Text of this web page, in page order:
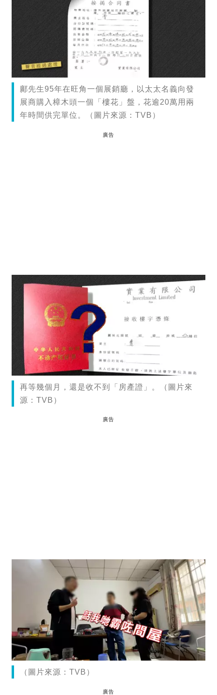
鄺先生95年在旺角一個展銷廳，以太太名義向發
展商購入樟木頭一個「樓花」盤，花逾20萬用兩
年時間供完單位。（圖片來源：TVB）
廣告
再等幾個月，還是收不到「房產證」。（圖片來
源：TVB）
廣告
（圖片來源：TVB）
廣告